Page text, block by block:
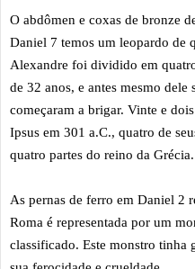
O abdômen e coxas de bronze
Daniel 7 temos um leopardo de
Alexandre foi dividido em
de 32 anos, e antes mesmo dele
começaram a brigar. Vinte e
Ipsus em 301 a.C., quatro de
quatro partes do reino da Grécia.
As pernas de ferro em Daniel 2
Roma é representada por um
classificado. Este monstro tinha